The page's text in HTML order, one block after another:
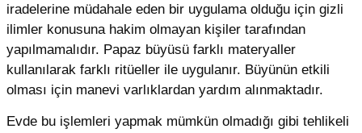
iradelerine müdahale eden bir uygulama olduğu için gizli
ilimler konusuna hakim olmayan kişiler tarafından
yapılmamalıdır. Papaz büyüsü farklı materyaller
kullanılarak farklı ritüeller ile uygulanır. Büyünün etkili
olması için manevi varlıklardan yardım alınmaktadır.
Evde bu işlemleri yapmak mümkün olmadığı gibi tehlikeli